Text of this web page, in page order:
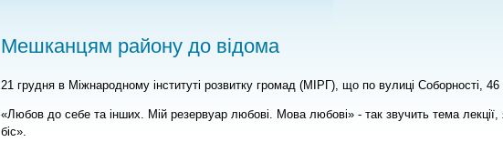
Мешканцям району до відома
21 грудня в Міжнародному інституті розвитку громад (МІРГ), що по вулиці Соборності,
«Любов до себе та інших. Мій резервуар любові. Мова любові» - так звучить тема
біс».